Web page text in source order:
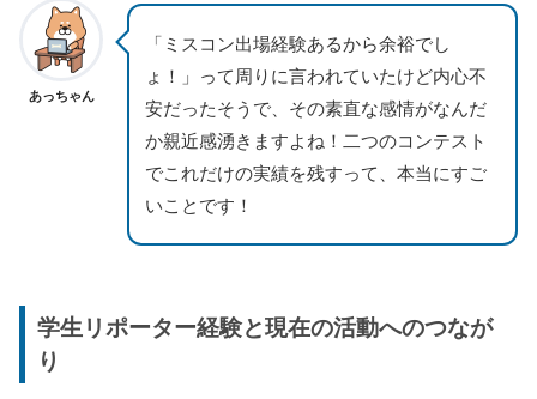
あっちゃん
「ミスコン出場経験あるから余裕でし
ょ！」って周りに言われていたけど内心不
安だったそうで、その素直な感情がなんだ
か親近感湧きますよね！二つのコンテスト
でこれだけの実績を残すって、本当にすご
いことです！
学生リポーター経験と現在の活動へのつなが
り